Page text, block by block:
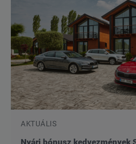
AKTUÁLIS
Nyári bónusz kedvezmények